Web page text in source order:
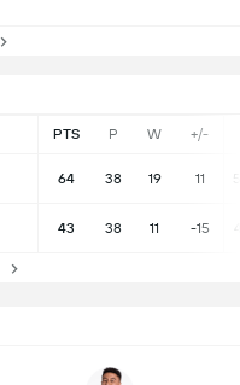
PTS P W +/-
64 38 19 11
43 38 11 -15